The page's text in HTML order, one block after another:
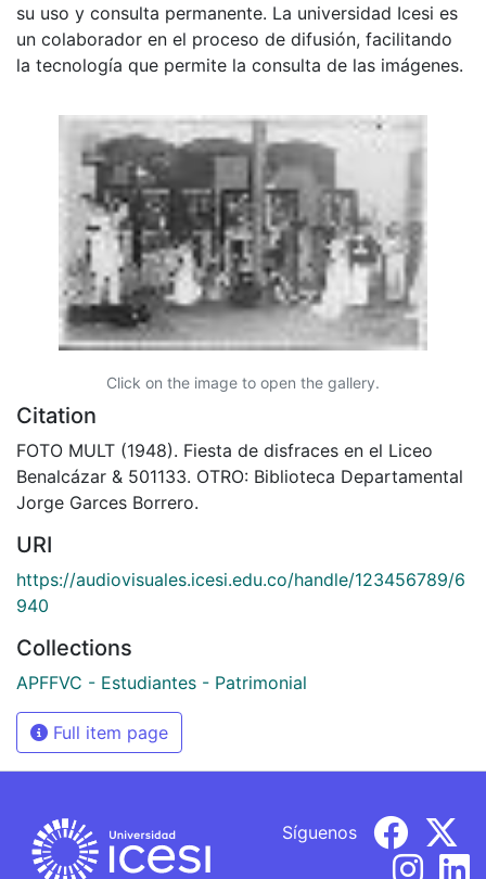
su uso y consulta permanente. La universidad Icesi es
un colaborador en el proceso de difusión, facilitando
la tecnología que permite la consulta de las imágenes.
Click on the image to open the gallery.
Citation
FOTO MULT (1948). Fiesta de disfraces en el Liceo
Benalcázar & 501133. OTRO: Biblioteca Departamental
Jorge Garces Borrero.
URI
https://audiovisuales.icesi.edu.co/handle/123456789/6
940
Collections
APFFVC - Estudiantes - Patrimonial
Full item page
Síguenos